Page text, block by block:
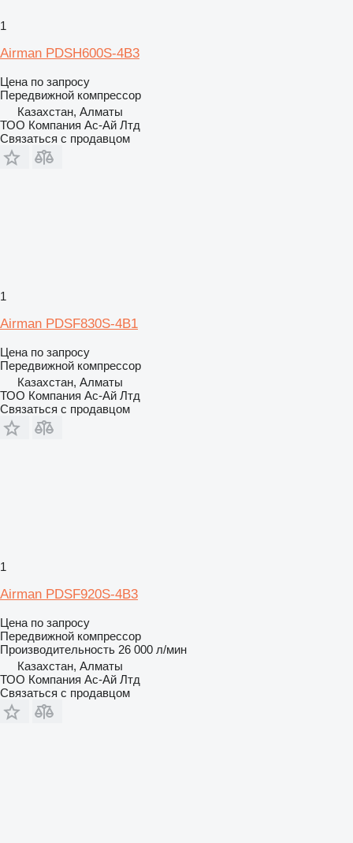
1
Airman PDSH600S-4B3
Цена по запросу
Передвижной компрессор
Казахстан, Алматы
ТОО Компания Ас-Ай Лтд
Связаться с продавцом
1
Airman PDSF830S-4B1
Цена по запросу
Передвижной компрессор
Казахстан, Алматы
ТОО Компания Ас-Ай Лтд
Связаться с продавцом
1
Airman PDSF920S-4B3
Цена по запросу
Передвижной компрессор
Производительность 26 000 л/мин
Казахстан, Алматы
ТОО Компания Ас-Ай Лтд
Связаться с продавцом